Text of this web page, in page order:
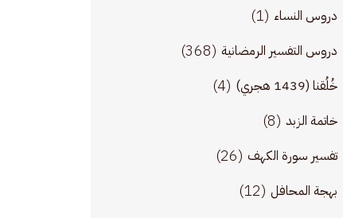
دروس النساء (1)
دروس التفسير الرمضانية (368)
خُلُقنا (1439 هجري) (4)
خاتمة الزبد (8)
تفسير سورة الكهف (26)
بهجة المحافل (12)